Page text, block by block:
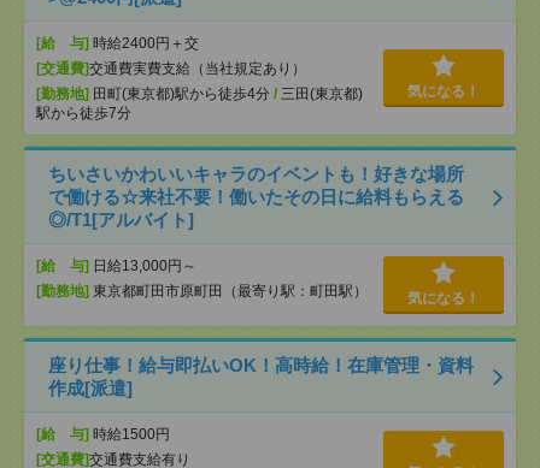
[給 与] 時給2400円＋交
[交通費]交通費実費支給（当社規定あり）
[勤務地] 田町(東京都)駅から徒歩4分 / 三田(東京都)
駅から徒歩7分
気になる！
ちいさいかわいいキャラのイベントも！好きな場所
で働ける☆来社不要！働いたその日に給料もらえる
◎/T1[アルバイト]
[給 与] 日給13,000円～
[勤務地] 東京都町田市原町田（最寄り駅：町田駅） 気になる！
座り仕事！給与即払いOK！高時給！在庫管理・資料
作成[派遣]
[給 与] 時給1500円
[交通費]交通費支給有り